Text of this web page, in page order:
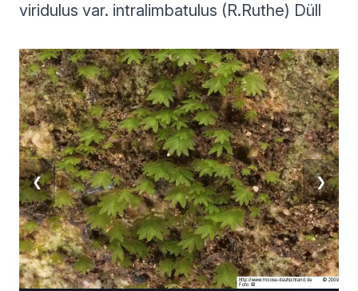
viridulus var. intralimbatulus (R.Ruthe) Düll
❮ ❯